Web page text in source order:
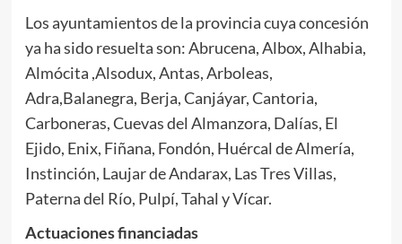
Los ayuntamientos de la provincia cuya concesión
ya ha sido resuelta son: Abrucena, Albox, Alhabia,
Almócita ,Alsodux, Antas, Arboleas,
Adra,Balanegra, Berja, Canjáyar, Cantoria,
Carboneras, Cuevas del Almanzora, Dalías, El
Ejido, Enix, Fiñana, Fondón, Huércal de Almería,
Instinción, Laujar de Andarax, Las Tres Villas,
Paterna del Río, Pulpí, Tahal y Vícar.
Actuaciones financiadas